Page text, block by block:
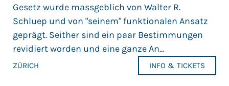
Gesetz wurde massgeblich von Walter R.
Schluep und von "seinem" funktionalen Ansatz
geprägt. Seither sind ein paar Bestimmungen
revidiert worden und eine ganze An...
ZÜRICH INFO & TICKETS